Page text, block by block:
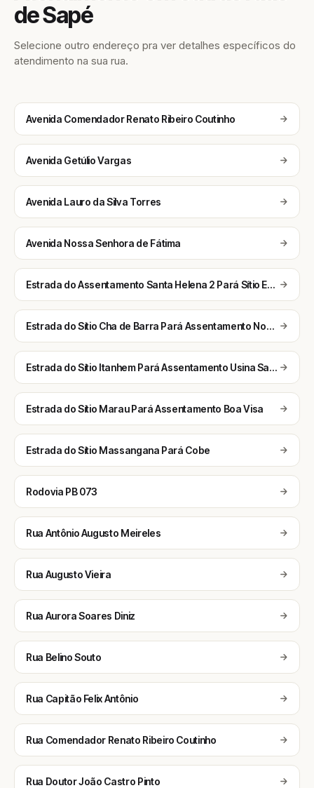
de Sapé
Selecione outro endereço pra ver detalhes específicos do
atendimento na sua rua.
Avenida Comendador Renato Ribeiro Coutinho
Avenida Getúlio Vargas
Avenida Lauro da Silva Torres
Avenida Nossa Senhora de Fátima
Estrada do Assentamento Santa Helena 2 Pará Sítio Estiva
Estrada do Sítio Cha de Barra Pará Assentamento Nova Vivência
Estrada do Sítio Itanhem Pará Assentamento Usina Santa Helena
Estrada do Sítio Marau Pará Assentamento Boa Visa
Estrada do Sítio Massangana Pará Cobe
Rodovia PB 073
Rua Antônio Augusto Meireles
Rua Augusto Vieira
Rua Aurora Soares Diniz
Rua Belino Souto
Rua Capitão Felix Antônio
Rua Comendador Renato Ribeiro Coutinho
Rua Doutor João Castro Pinto